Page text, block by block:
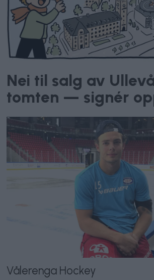
Nei til salg av
tomten — signér
Vålerenga Hockey